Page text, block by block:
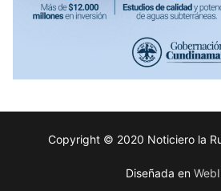
Copyright © 2020 Noticiero la
Diseñada en